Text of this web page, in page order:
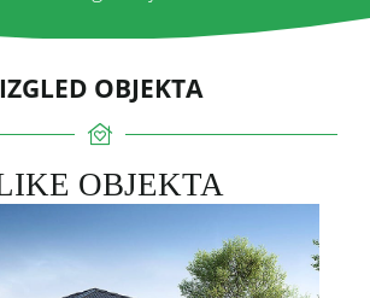
IZGLED OBJEKTA
OBJEKTA